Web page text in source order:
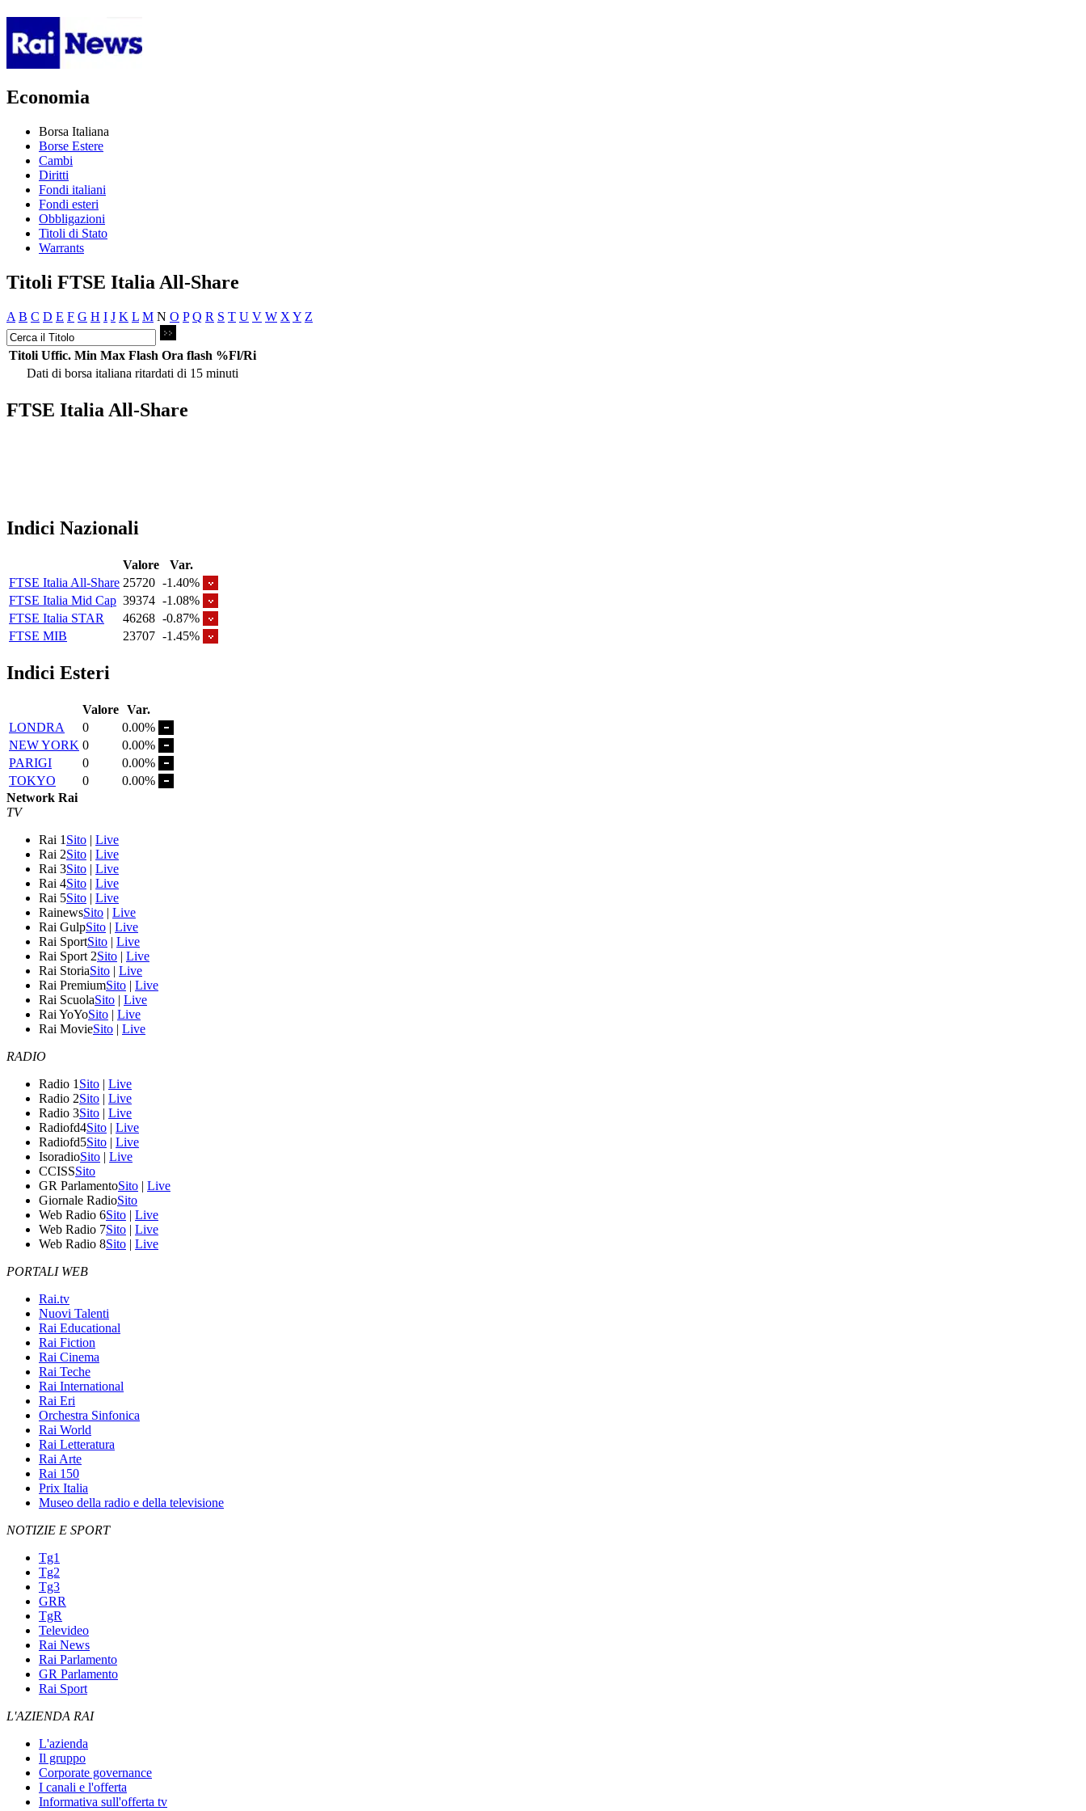
Economia
Borsa Italiana
Borse Estere
Cambi
Diritti
Fondi italiani
Fondi esteri
Obbligazioni
Titoli di Stato
Warrants
Titoli FTSE Italia All-Share
A B C D E F G H I J K L M N O P Q R S T U V W X Y Z
Titoli Uffic. Min Max Flash Ora flash %Fl/Ri
Dati di borsa italiana ritardati di 15 minuti
FTSE Italia All-Share
Indici Nazionali
Valore
Var.
FTSE Italia All-Share 25720 -1.40%
FTSE Italia Mid Cap 39374 -1.08%
FTSE Italia STAR
46268 -0.87%
FTSE MIB
23707 -1.45%
Indici Esteri
Valore Var.
LONDRA
0
0.00%
NEW YORK 0
0.00%
PARIGI
0
0.00%
TOKYO
0
0.00%
Network Rai
TV
Rai 1 Sito | Live
Rai 2Sito | Live
Rai 3Sito | Live
Rai 4Sito | Live
Rai 5Sito | Live
RainewsSito | Live
Rai GulpSito | Live
Rai SportSito | Live
Rai Sport 2Sito | Live
Rai StoriaSito | Live
Rai PremiumSito | Live
Rai ScuolaSito | Live
Rai YoYoSito | Live
Rai MovieSito | Live
RADIO
Radio 1 Sito | Live
Radio 2Sito | Live
Radio 3Sito | Live
Radiofd4Sito | Live
Radiofd5Sito | Live
IsoradioSito | Live
CCISSSito
GR ParlamentoSito | Live
Giornale RadioSito
Web Radio 6Sito | Live
Web Radio 7Sito | Live
Web Radio 8Sito | Live
PORTALI WEB
Rai.tv
Nuovi Talenti
Rai Educational
Rai Fiction
Rai Cinema
Rai Teche
Rai International
Rai Eri
Orchestra Sinfonica
Rai World
Rai Letteratura
Rai Arte
Rai 150
Prix Italia
Museo della radio e della televisione
NOTIZIE E SPORT
Tg1
Tg2
Tg3
GRR
TgR
Televideo
Rai News
Rai Parlamento
GR Parlamento
Rai Sport
L'AZIENDA RAI
L'azienda
Il gruppo
Corporate governance
I canali e l'offerta
Informativa sull'offerta tv